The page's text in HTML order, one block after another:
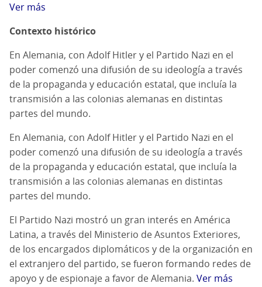
Ver más
Contexto histórico
En Alemania, con Adolf Hitler y el Partido Nazi en el
poder comenzó una difusión de su ideología a través
de la propaganda y educación estatal, que incluía la
transmisión a las colonias alemanas en distintas
partes del mundo.
En Alemania, con Adolf Hitler y el Partido Nazi en el
poder comenzó una difusión de su ideología a través
de la propaganda y educación estatal, que incluía la
transmisión a las colonias alemanas en distintas
partes del mundo.
El Partido Nazi mostró un gran interés en América
Latina, a través del Ministerio de Asuntos Exteriores,
de los encargados diplomáticos y de la organización en
el extranjero del partido, se fueron formando redes de
apoyo y de espionaje a favor de Alemania. Ver más